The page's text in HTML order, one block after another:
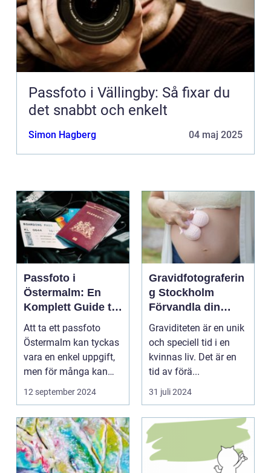
Passfoto i Vällingby: Så fixar du
det snabbt och enkelt
Simon Hagberg 04 maj 2025
Passfoto i
Östermalm: En
Komplett Guide till
Perfekta ID-bilder
Att ta ett passfoto
Östermalm kan tyckas
vara en enkel uppgift,
men för många kan
de...
12 september 2024
Gravidfotograferin
g Stockholm
Förvandla din
graviditet till tidlös
konst
Graviditeten är en unik
och speciell tid i en
kvinnas liv. Det är en
tid av förä...
31 juli 2024